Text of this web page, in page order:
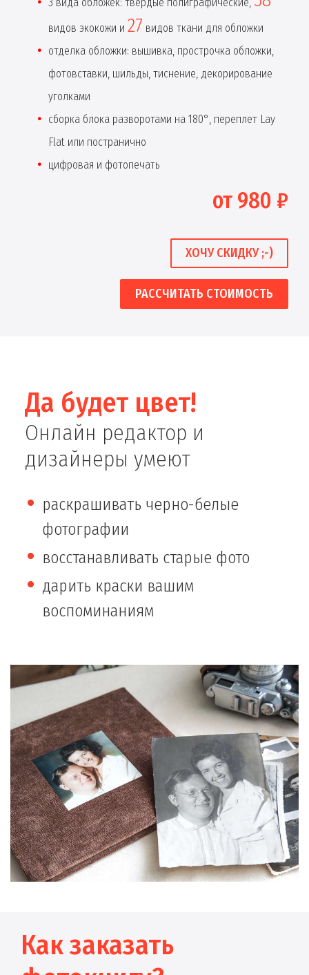
видов экокожи и 27 видов ткани для обложки
отделка обложки: вышивка, прострочка обложки,
фотовставки, шильды, тиснение, декорирование
уголками
сборка блока разворотами на 180°, переплет Lay
Flat или постранично
цифровая и фотопечать
от 980 ₽
ХОЧУ СКИДКУ ;-)
РАССЧИТАТЬ СТОИМОСТЬ
Да будет цвет!
Онлайн редактор и
дизайнеры умеют
раскрашивать черно-белые
фотографии
восстанавливать старые фото
дарить краски вашим
воспоминаниям
Как заказать